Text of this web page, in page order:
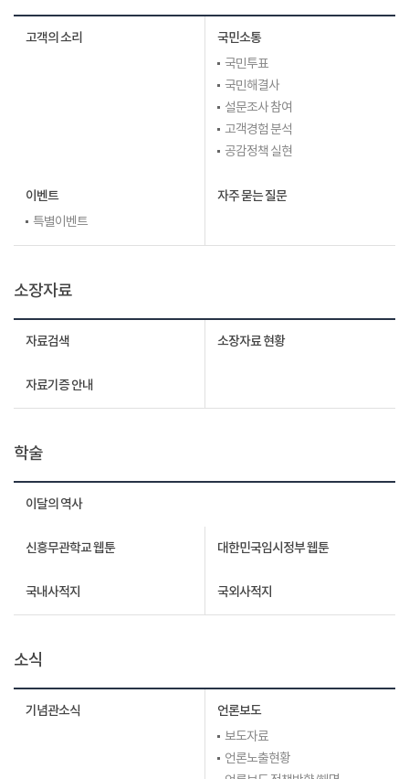
고객의 소리 국민소통
국민투표
국민해결사
설문조사 참여
고객경험 분석
공감정책 실현
이벤트
특별이벤트
자주 묻는 질문
소장자료
자료검색 소장자료 현황
자료기증 안내
학술
이달의 역사
신흥무관학교 웹툰 대한민국임시정부 웹툰
국내사적지 국외사적지
소식
기념관소식 언론보도
보도자료
언론노출현황